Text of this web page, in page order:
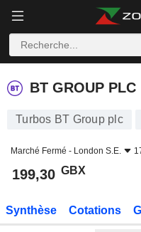
BT GROUP PLC
BT GROUP PLC
Turbos BT Group plc
Marché Fermé - London S.E.
199,30 GBX
Synthèse Cotations